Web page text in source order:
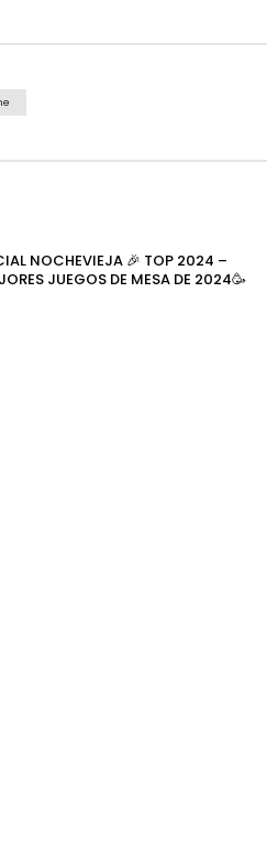
NOCHEVIEJA 🎉 TOP 2024 –
JUEGOS DE MESA DE 2024🥳